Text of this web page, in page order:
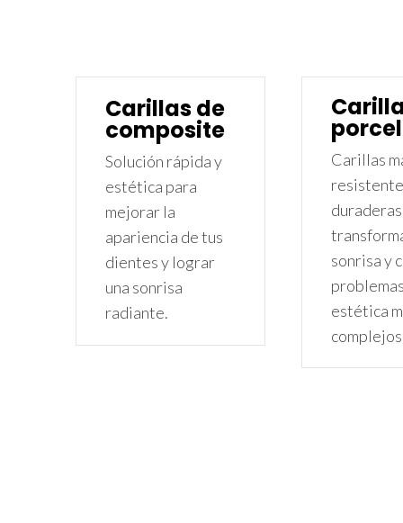
Carillas de
composite
Solución rápida y
estética para
mejorar la
apariencia de tus
dientes y lograr
una sonrisa
radiante.
Carillas
sonrisa y
estética